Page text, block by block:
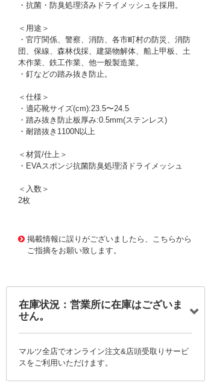
・抗菌・防臭処理済みドライメッシュを採用。
＜用途＞
・官庁関係、警察、消防、各市町村の防災、消防
団、保線、森林伐採、建築物解体、船上甲板、土
木作業、鉄工作業、他一般製造業。
・釘などの踏み抜き防止。
＜仕様＞
・適応靴サイズ(cm):23.5〜24.5
・踏み抜き防止板厚み:0.5mm(ステンレス)
・耐踏抜き1100N以上
＜材質/仕上＞
・EVAスポンジ抗菌防臭処理済ドライメッシュ
＜入数＞
2枚
掲載情報に誤りがございましたら、こちらから
ご指摘をお願い致します。
在庫状況：営業所に在庫はございま
せん。
マルツ全店でオンライン注文&店頭受取りサービ
スをご利用いただけます。